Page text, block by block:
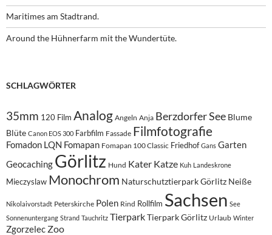
Maritimes am Stadtrand.
Around the Hühnerfarm mit the Wundertüte.
SCHLAGWÖRTER
35mm 120 Film Analog Angeln Anja Berzdorfer See Blume
Blüte Canon EOS 300 Farbfilm Fassade Filmfotografie
Fomadon LQN Fomapan Fomapan 100 Classic Friedhof Gans Garten
Geocaching Görlitz Hund Kater Katze Kuh Landeskrone
Mieczyslaw Monochrom Naturschutztierpark Görlitz Neiße
Nikolaivorstadt Peterskirche Polen Rind Rollfilm Sachsen See
Sonnenuntergang Strand Tauchritz TierparkTierpark Görlitz Urlaub Winter
Zgorzelec Zoo